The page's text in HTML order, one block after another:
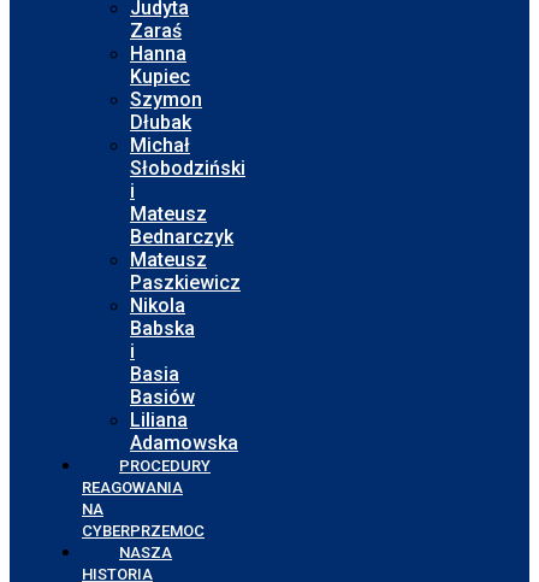
Judyta
Zaraś
Hanna
Kupiec
Szymon
Dłubak
Michał
Słobodziński
i
Mateusz
Bednarczyk
Mateusz
Paszkiewicz
Nikola
Babska
i
Basia
Basiów
Liliana
Adamowska
PROCEDURY
REAGOWANIA
NA
CYBERPRZEMOC
NASZA
HISTORIA